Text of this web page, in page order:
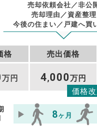
売却依頼会社／非公
売却理由／資産整理
今後の住まい／戸建へ買
格 売出価格
万円 4,000万円
価格
8ヶ月